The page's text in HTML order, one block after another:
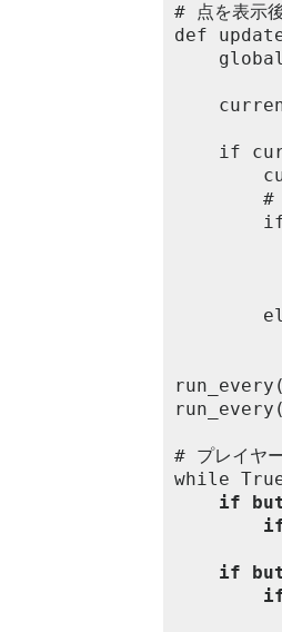
# 点を表示
def
# プレイヤ
while
if
if
if
if